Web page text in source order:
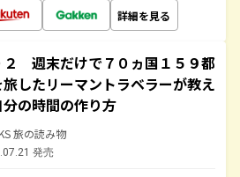
詳細を見る
２ 週末だけで７０ヵ国１５９都
したリーマントラベラーが教え
分の時間の作り方
旅の読み物
発売